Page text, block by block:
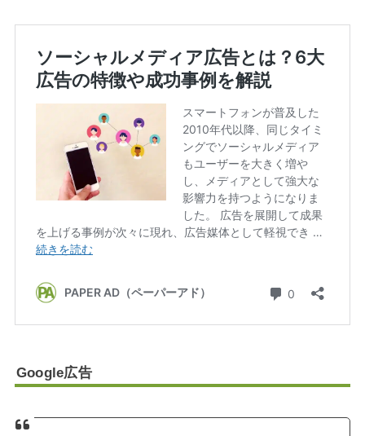
Google広告